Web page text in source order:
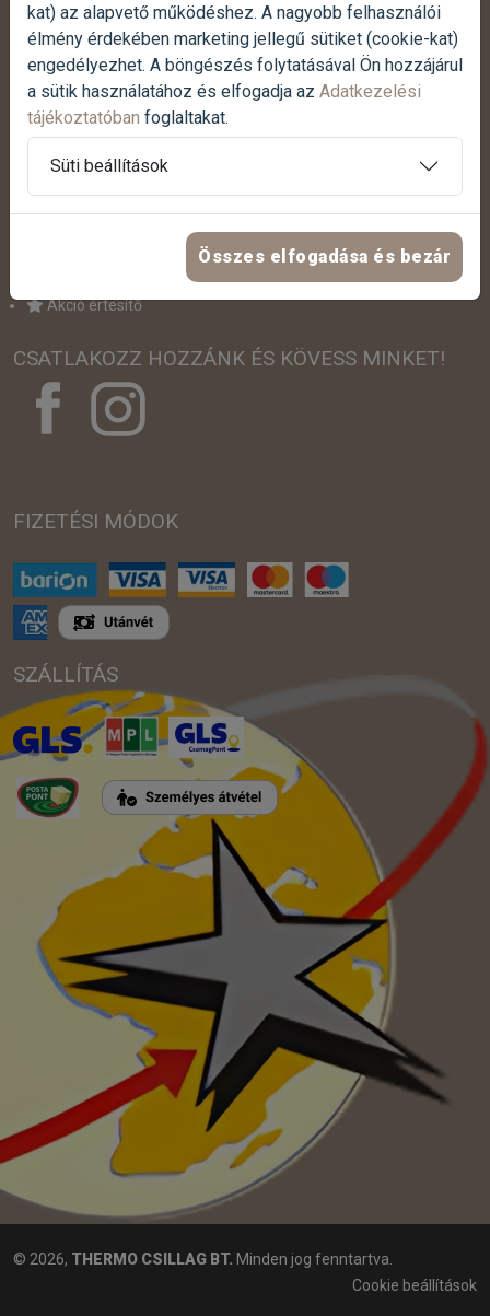
Hétfőtől-péntekig:07:00 - 17:00
Szombaton:07:30 - 12:00
Vasárnap:Zárva
Termék reklamáció bejelentése
Panasz bejelentése
Akció értesítő
CSATLAKOZZ HOZZÁNK ÉS KÖVESS MINKET!
FIZETÉSI MÓDOK
SZÁLLÍTÁS
© 2026, THERMO CSILLAG BT. Minden jog fenntartva.
Cookie beállítások
kat) az alapvető működéshez. A nagyobb felhasználói
élmény érdekében marketing jellegű sütiket (cookie-kat)
engedélyezhet. A böngészés folytatásával Ön hozzájárul
a sütik használatához és elfogadja az Adatkezelési
tájékoztatóban foglaltakat.
Süti beállítások
Összes elfogadása és bezár